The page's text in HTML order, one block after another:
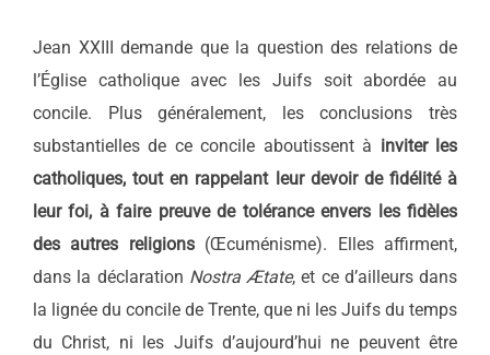
Jean XXIII demande que la question des relations de
l’Église catholique avec les Juifs soit abordée au
concile. Plus généralement, les conclusions très
substantielles de ce concile aboutissent à inviter les
catholiques, tout en rappelant leur devoir de fidélité à
leur foi, à faire preuve de tolérance envers les fidèles
des autres religions(Œcuménisme). Elles affirment,
dans la déclaration Nostra Ætate, et ce d’ailleurs dans
la lignée du concile de Trente, que ni les Juifs du temps
du Christ, ni les Juifs d’aujourd’hui ne peuvent être